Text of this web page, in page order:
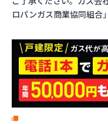
ロパンガス商業協同組合